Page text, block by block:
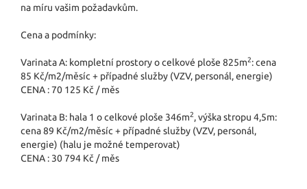
na míru vašim požadavkům.
Cena a podmínky:
Varinata A: kompletní prostory o celkové ploše 825m2: cena
85 Kč/m2/měsíc + případné služby (VZV, personál, energie)
CENA : 70 125 Kč / měs
Varinata B: hala 1 o celkové ploše 346m2, výška stropu 4,5m:
cena 89 Kč/m2/měsíc + případné služby (VZV, personál,
energie) (halu je možné temperovat)
CENA : 30 794 Kč / měs